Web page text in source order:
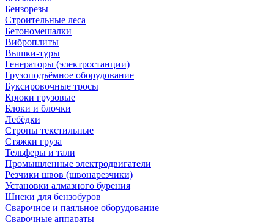
Бензорезы
Строительные леса
Бетономешалки
Виброплиты
Вышки-туры
Генераторы (электростанции)
Грузоподъёмное оборудование
Буксировочные тросы
Крюки грузовые
Блоки и блочки
Лебёдки
Стропы текстильные
Стяжки груза
Тельферы и тали
Промышленные электродвигатели
Резчики швов (швонарезчики)
Установки алмазного бурения
Шнеки для бензобуров
Сварочное и паяльное оборудование
Сварочные аппараты